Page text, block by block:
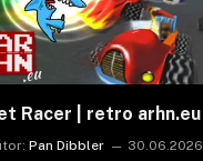
Racer | retro arhn.eu
Pan Dibbler 30.06.2026